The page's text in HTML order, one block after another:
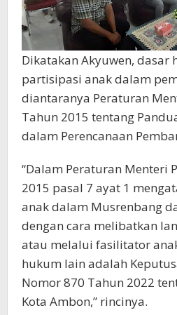
Dikatakan Akyuwen, dasar
partisipasi anak dalam
diantaranya Peraturan
Tahun 2015 tentang
dalam Perencanaan
“Dalam Peraturan Menteri
2015 pasal 7 ayat 1
anak dalam Musrenbang
dengan cara melibatkan
atau melalui fasilitator
hukum lain adalah
Nomor 870 Tahun 2022
Kota Ambon,” rincinya.